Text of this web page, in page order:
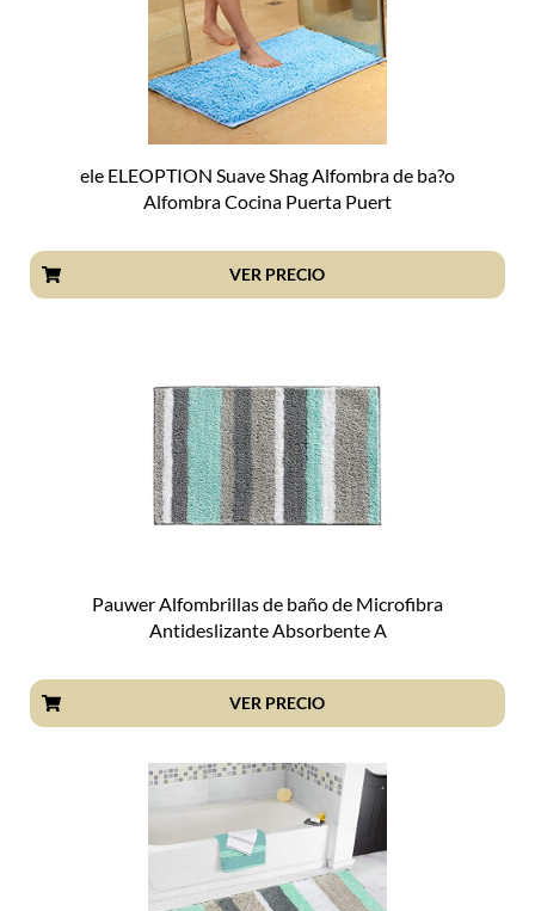
ele ELEOPTION Suave Shag Alfombra de ba?o
Alfombra Cocina Puerta Puert
VER PRECIO
Pauwer Alfombrillas de baño de Microfibra
Antideslizante Absorbente A
VER PRECIO